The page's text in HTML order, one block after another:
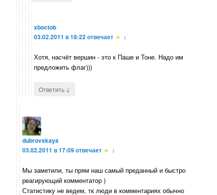
xboctob
03.02.2011 в 18:22отвечает :
Хотя, насчёт вершин - это к Паше и Тоне. Надо им
предложить флаг)))
Ответить ↓
dubrovskaya
03.02.2011 в 17:09отвечает :
Мы заметили, ты прям наш самый преданный и быстро
реагирующий комментатор )
Статистику не ведем, тк люди в комментариях обычно